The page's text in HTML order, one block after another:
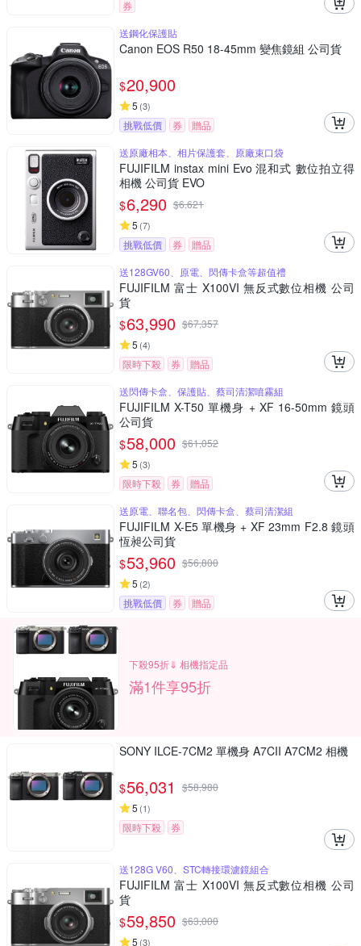
券
送鋼化保護貼
Canon EOS R50 18-45mm 變焦鏡組 公司貨
$20,900
5 (3)
挑戰低價 券
贈品
送原廠相本、相片保護套、原廠束口袋
FUJIFILM instax mini Evo 混和式 數位拍立得
相機 公司貨 EVO
$6,290 $6,621
5 (7)
挑戰低價 券
贈品
送128GV60、原電、閃傳卡盒等超值禮
FUJIFILM 富士 X100VI 無反式數位相機 公司
貨
$63,990 $67,357
5 (4)
限時下殺 券
贈品
送閃傳卡盒、保護貼、蔡司清潔噴霧組
FUJIFILM X-T50 單機身 + XF 16-50mm 鏡頭
公司貨
$58,000 $61,052
5 (3)
限時下殺 券
贈品
送原電、聯名包、閃傳卡盒、蔡司清潔組
FUJIFILM X-E5 單機身 + XF 23mm F2.8 鏡頭
恆昶公司貨
$53,960 $56,800
5 (2)
挑戰低價 券 贈品
下殺95折⇓ 相機指定品
滿1件享95折
SONY ILCE-7CM2 單機身 A7CII A7CM2 相機
$56,031 $58,980
5 (1)
限時下殺 券
送128G V60、STC轉接環濾鏡組合
FUJIFILM 富士 X100VI 無反式數位相機 公司
貨
$59,850 $63,000
5 (3)